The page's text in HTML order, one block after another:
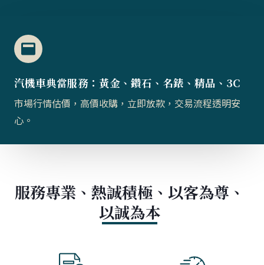
汽機車典當服務：黃金、鑽石、名錶、精品、3C
市場行情估價，高價收購，立即放款，交易流程透明安
心。
服務專業、熱誠積極、以客為尊、
以誠為本